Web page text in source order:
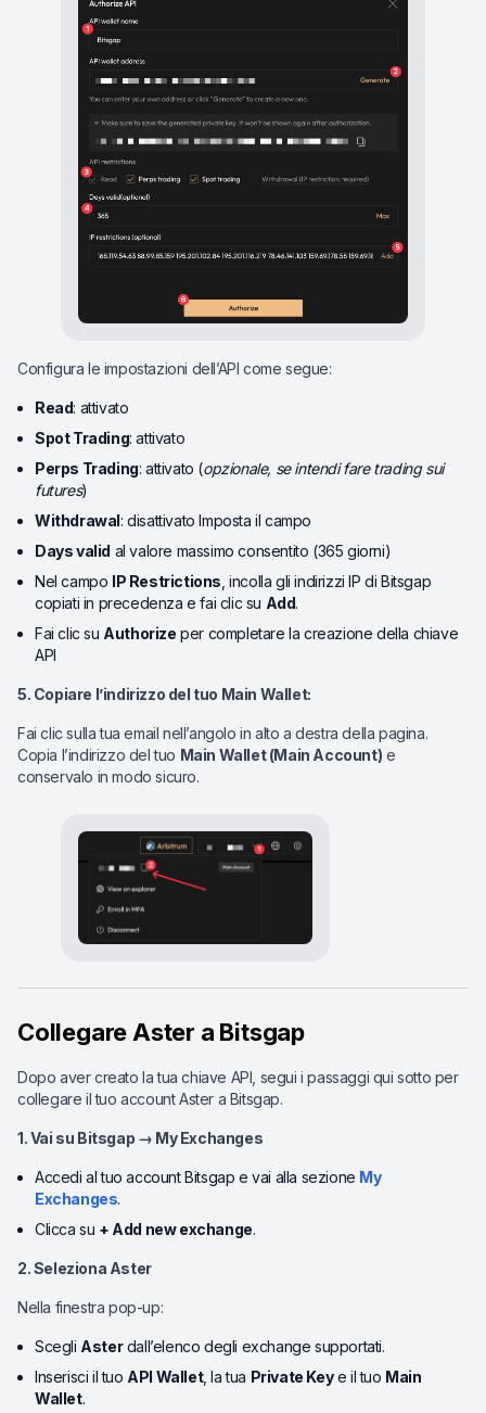
Configura le impostazioni dell’API come segue:
Read: attivato
Spot Trading: attivato
Perps Trading: attivato (opzionale, se intendi fare trading sui
futures)
Withdrawal: disattivato Imposta il campo
Days valid al valore massimo consentito (365 giorni)
Nel campo IP Restrictions , incolla gli indirizzi IP di Bitsgap
copiati in precedenza e fai clic su Add.
Fai clic su Authorize per completare la creazione della chiave
API
5. Copiare l’indirizzo del tuo Main Wallet:
Fai clic sulla tua email nell’angolo in alto a destra della pagina.
Copia l’indirizzo del tuo Main Wallet (Main Account) e
conservalo in modo sicuro.
Collegare Aster a Bitsgap
Dopo aver creato la tua chiave API, segui i passaggi qui sotto per
collegare il tuo account Aster a Bitsgap.
1. Vai su Bitsgap → My Exchanges
Accedi al tuo account Bitsgap e vai alla sezione My
Exchanges.
Clicca su + Add new exchange.
2. Seleziona Aster
Nella finestra pop-up:
Scegli Asterdall’elenco degli exchange supportati.
Inserisci il tuo API Wallet, la tua Private Keye il tuo Main
Wallet.